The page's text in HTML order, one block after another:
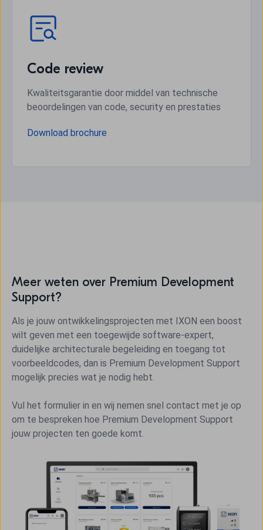
Code review
Kwaliteitsgarantie door middel van technische
beoordelingen van code, security en prestaties
Download brochure
Meer weten over Premium Development
Support?
Als je jouw ontwikkelingsprojecten met IXON een boost
wilt geven met een toegewijde software-expert,
duidelijke architecturale begeleiding en toegang tot
voorbeeldcodes, dan is Premium Development Support
mogelijk precies wat je nodig hebt.
Vul het formulier in en wij nemen snel contact met je op
om te bespreken hoe Premium Development Support
jouw projecten ten goede komt.